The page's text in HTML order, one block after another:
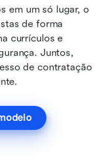
de forma
currículos e
Juntos,
de contratação